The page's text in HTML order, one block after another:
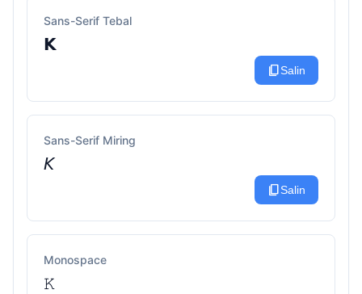
Sans-Serif Tebal
𝗞
content_copySalin
Sans-Serif Miring
𝘒
content_copySalin
Monospace
𝙺